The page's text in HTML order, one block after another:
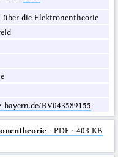
die Elektronentheorie
BV043589155
· PDF · 403 KB